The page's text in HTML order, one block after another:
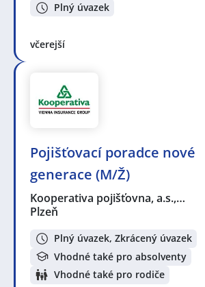
Plný úvazek
včerejší
Pojišťovací poradce nové
generace (M/Ž)
Kooperativa pojišťovna, a.s.,…
Plzeň
Plný úvazek, Zkrácený úvazek
Vhodné také pro absolventy
Vhodné také pro rodiče